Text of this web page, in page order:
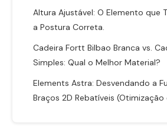
Altura Ajustável: O Elemento que
a Postura Correta.
Cadeira Fortt Bilbao Branca vs.
Simples: Qual o Melhor Material?
Elements Astra: Desvendando a
Braços 2D Rebatíveis (Otimização